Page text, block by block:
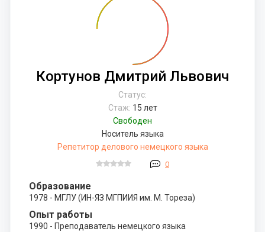
Кортунов Дмитрий Львович
Статус:
Стаж: 15 лет
Свободен
Носитель языка
Репетитор делового немецкого языка
0
Образование
1978 - МГЛУ (ИН-ЯЗ МГПИИЯ им. М. Тореза)
Опыт работы
1990 - Преподаватель немецкого языка